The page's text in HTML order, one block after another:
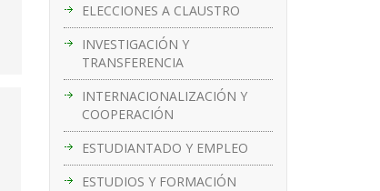
ELECCIONES A CLAUSTRO
INVESTIGACIÓN Y
TRANSFERENCIA
INTERNACIONALIZACIÓN Y
COOPERACIÓN
ESTUDIANTADO Y EMPLEO
ESTUDIOS Y FORMACIÓN